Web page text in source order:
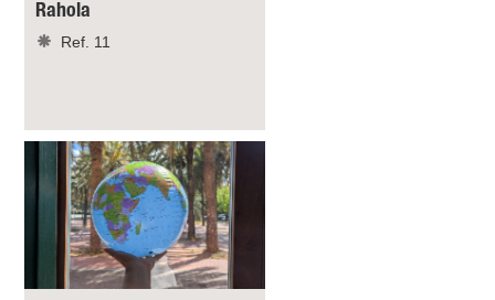
Rahola
Ref. 11